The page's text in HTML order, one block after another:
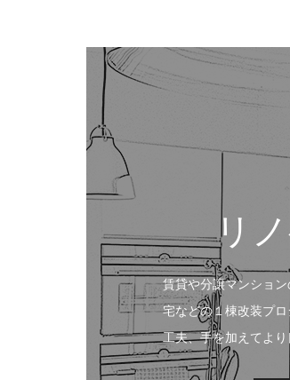
リ
賃貸や分譲マンショ
宅などの１棟改装プ
工夫、手を加えてより